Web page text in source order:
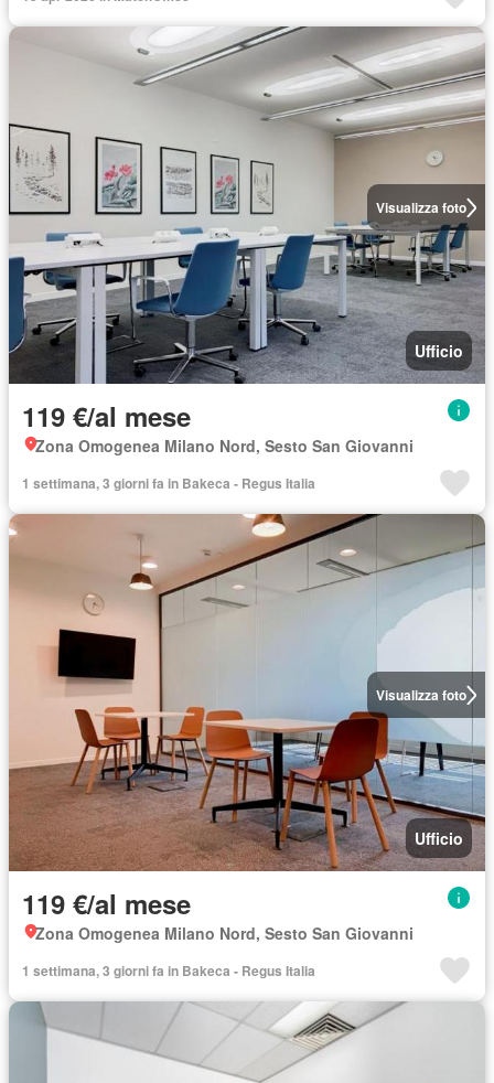
Visualizza foto
Ufficio
119 €/al mese
Zona Omogenea Milano Nord, Sesto San Giovanni
1 settimana, 3 giorni fa in Bakeca - Regus Italia
Visualizza foto
Ufficio
119 €/al mese
Zona Omogenea Milano Nord, Sesto San Giovanni
1 settimana, 3 giorni fa in Bakeca - Regus Italia